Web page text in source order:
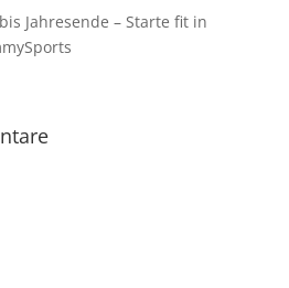
Jahresende – Starte fit in